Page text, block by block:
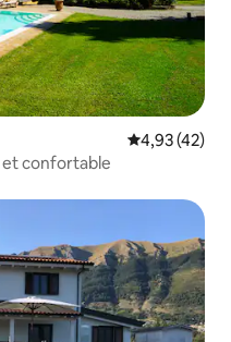
Évaluation
4,93 (42)
et confortable